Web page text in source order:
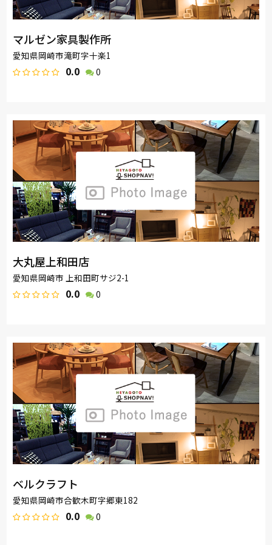
マルゼン家具製作所
愛知県岡崎市滝町字十楽1
0.0 0
大丸屋上和田店
愛知県岡崎市 上和田町サジ2-1
0.0 0
ベルクラフト
愛知県岡崎市合歓木町字郷東182
0.0 0